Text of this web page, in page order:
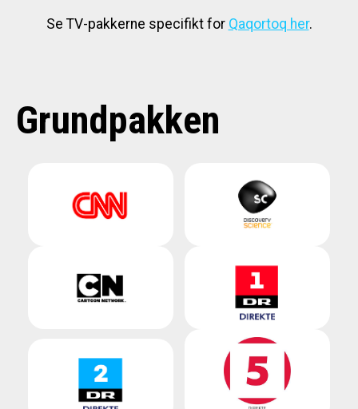
Se TV-pakkerne specifikt for Qaqortoq her.
Grundpakken